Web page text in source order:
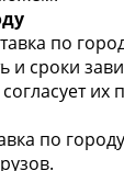
по
и сроки
по